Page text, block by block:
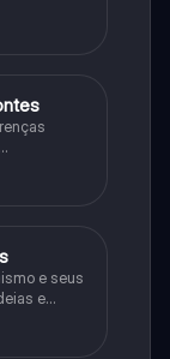
e seus
e